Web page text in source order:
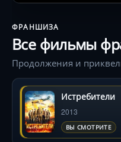
ФРАНШИЗА
Все фильмы
Продолжения и
Истребители
2013
ВЫ СМОТРИТЕ